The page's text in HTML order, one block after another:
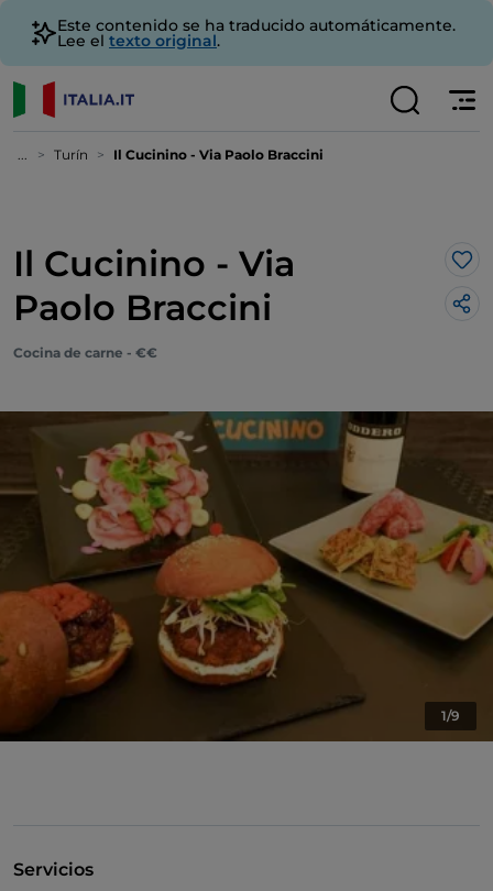
Este contenido se ha traducido automáticamente.
Lee el texto original.
... Turín Il Cucinino - Via Paolo Braccini
Il Cucinino - Via
Paolo Braccini
Me
Cocina de carne - €€
1/9
Servicios